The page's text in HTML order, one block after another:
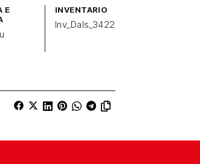
E
INVENTARIO
Inv_Dals_3422